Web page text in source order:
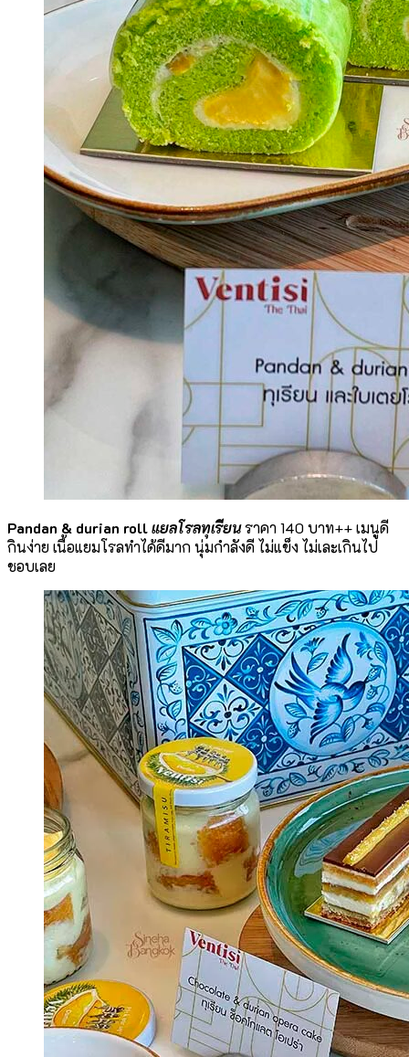
Pandan & durian rollแยลโรลทุเรียนราคา 140 บาท++ เมนูดี
กินง่าย เนื้อแยมโรลทำได้ดีมาก นุ่มกำลังดี ไม่แข็ง ไม่เละเกินไป
ชอบเลย